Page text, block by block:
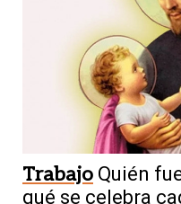
Trabajo Quién
qué se celebra